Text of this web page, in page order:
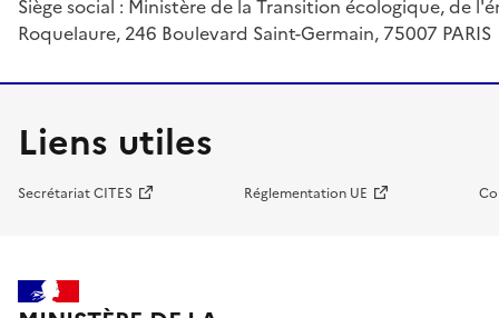
Siège social : Ministère de la Transition écologique, de
Roquelaure, 246 Boulevard Saint-Germain, 75007 PARIS
Liens utiles
Secrétariat CITES Réglementation UE